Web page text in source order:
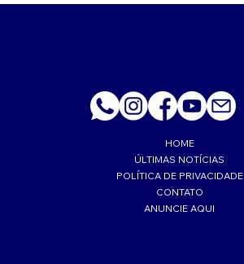
HOME
ÚLTIMAS NOTÍCIAS
POLÍTICA DE PRIVACIDADE
CONTATO
ANUNCIE AQUI